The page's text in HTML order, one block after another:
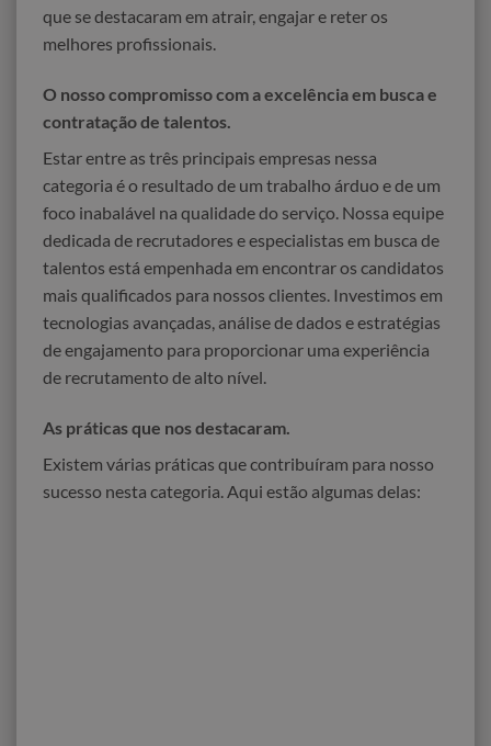
que se destacaram em atrair, engajar e reter os
melhores profissionais.
O nosso compromisso com a excelência em busca e
contratação de talentos.
Estar entre as três principais empresas nessa
categoria é o resultado de um trabalho árduo e de um
foco inabalável na qualidade do serviço. Nossa equipe
dedicada de recrutadores e especialistas em busca de
talentos está empenhada em encontrar os candidatos
mais qualificados para nossos clientes. Investimos em
tecnologias avançadas, análise de dados e estratégias
de engajamento para proporcionar uma experiência
de recrutamento de alto nível.
As práticas que nos destacaram.
Existem várias práticas que contribuíram para nosso
sucesso nesta categoria. Aqui estão algumas delas: